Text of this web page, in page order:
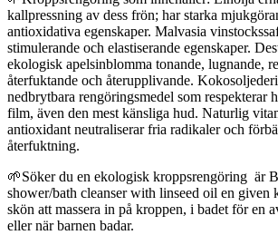
kallpressning av dess frön; har starka
antioxidativa egenskaper. Malvasia
stimulerande och elastiserande egenskaper.
ekologisk apelsinblomma tonande, lugnande,
återfuktande och återupplivande.
nedbrytbara rengöringsmedel som respekterar
film, även den mest känsliga hud. Naturlig
antioxidant neutraliserar fria radikaler och
återfuktning.
🌱Söker du en ekologisk kroppsrengöring är
shower/bath cleanser with linseed oil en given
skön att massera in på kroppen, i badet för en
eller när barnen badar.